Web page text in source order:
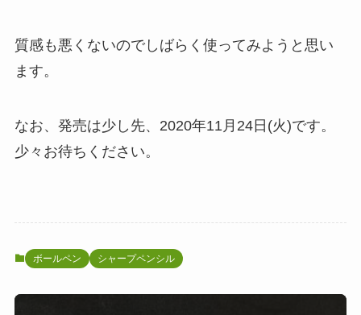
質感も悪くないのでしばらく使ってみようと思い
ます。
なお、発売は少し先、2020年11月24日(火)です。
少々お待ちください。
ボールペン シャープペンシル